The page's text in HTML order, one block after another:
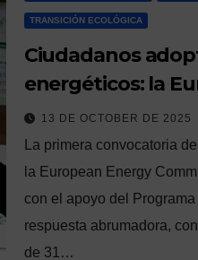
TRANSICIÓN ECOLÓGICA
Ciudadanos
energéticos: la
Communities
expectativas
13 DE OCTOBER DE 2025
La primera convocatoria
la European Energy
con el apoyo del
respuesta abrumadora,
de 31…